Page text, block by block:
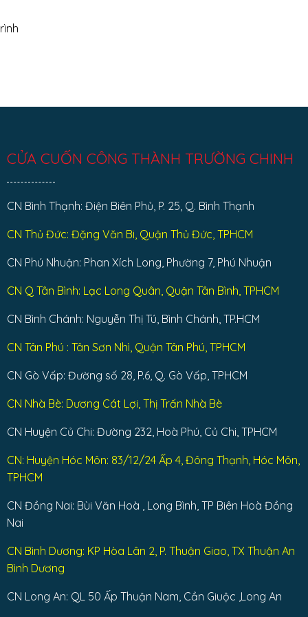
CỬA CUỐN CÔNG THÀNH TRƯỜNG CHINH
CN Bình Thạnh: Điện Biên Phủ, P. 25, Q. Bình Thạnh
CN Thủ Đức: Đặng Văn Bi, Quận Thủ Đức, TPHCM
CN Phú Nhuận: Phan Xích Long, Phường 7, Phú Nhuận
CN Q Tân Bình: Lạc Long Quân, Quận Tân Bình, TPHCM
CN Bình Chánh: Nguyễn Thị Tú, Bình Chánh, TP.HCM
CN Tân Phú : Tân Sơn Nhì, Quận Tân Phú, TPHCM
CN Gò Vấp: Đường số 28, P.6, Q. Gò Vấp, TPHCM
CN Nhà Bè: Dương Cát Lợi, Thị Trấn Nhà Bè
CN Huyện Củ Chi: Đường 232, Hoà Phú, Củ Chi, TPHCM
CN: Huyện Hóc Môn: 83/12/24 Ấp 4, Đông Thạnh, Hóc Môn,
TPHCM
CN Đồng Nai: Bùi Văn Hoà , Long Bình, TP Biên Hoà Đồng
Nai
CN Bình Dương: KP Hòa Lân 2, P. Thuận Giao, TX Thuận An
Bình Dương
CN Long An: QL 50 Ấp Thuận Nam, Cần Giuộc ,Long An